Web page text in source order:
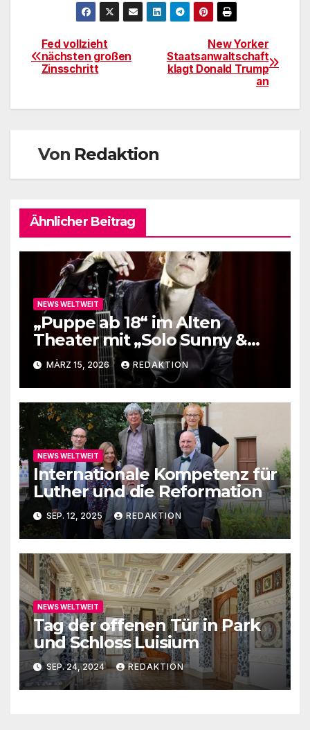
BeitragsnavigationNew Yorker
Staatsanwaltschaft
klagt Donald Trump
an
Fed vollzieht
nächsten großen
Zinsschritt
Von Redaktion
Ähnlicher Beitrag
NEWS WELTWEIT
„Puppe ab 18“ im Alten
Theater mit „Solo Sunny &
me“
MÄRZ 15, 2026 REDAKTION
NEWS WELTWEIT
Internationale Kompetenz für
Luther und die Reformation
SEP. 12, 2025 REDAKTION
NEWS WELTWEIT
Tag der offenen Tür in Park
und Schloss Luisium
SEP. 24, 2024 REDAKTION